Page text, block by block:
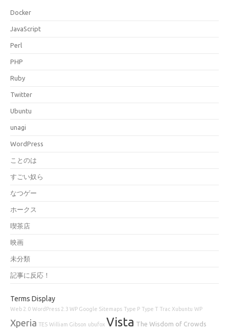
Docker
JavaScript
Perl
PHP
Ruby
Twitter
Ubuntu
unagi
WordPress
ことのは
すごい奴ら
なつゲー
ホークス
喫茶店
映画
未分類
記事に反応！
Terms Display
Web 2.0 WordPress 2.3 WP Google Sitemaps Type P Type T Trac Xubuntu WP
Xperia TES William Gibson ubufox Vista The Wisdom of Crowds